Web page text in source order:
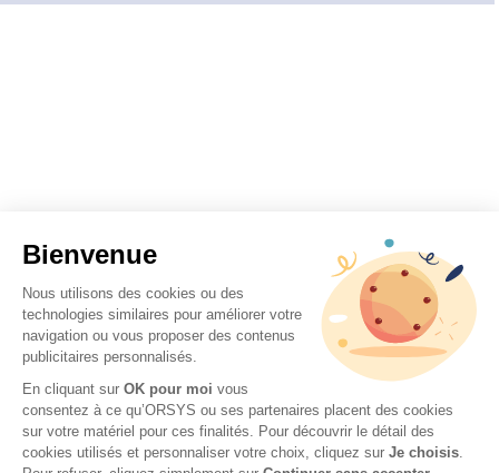
Bienvenue
Nous utilisons des cookies ou des
technologies similaires pour améliorer votre
navigation ou vous proposer des contenus
publicitaires personnalisés.
En cliquant sur OK pour moi vous
consentez à ce qu’ORSYS ou ses partenaires placent des cookies
sur votre matériel pour ces finalités. Pour découvrir le détail des
cookies utilisés et personnaliser votre choix, cliquez sur Je choisis.